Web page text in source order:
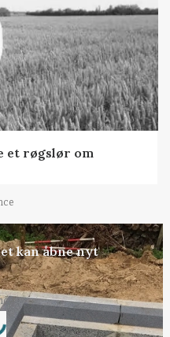
et røgslør om
kan åbne nyt